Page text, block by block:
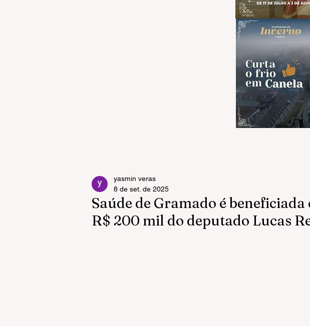
Saúde de Gramado é beneficiada
R$ 200 mil do deputado Lucas
yasmin veras
8 de set. de 2025